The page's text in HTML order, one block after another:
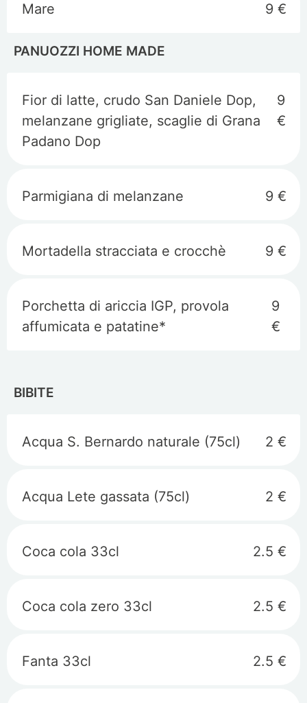
Mare 9 €
PANUOZZI HOME MADE
Fior di latte, crudo San Daniele Dop,
melanzane grigliate, scaglie di Grana
Padano Dop
9
€
Parmigiana di melanzane 9 €
Mortadella stracciata e crocchè 9 €
Porchetta di ariccia IGP, provola
affumicata e patatine*
9
€
BIBITE
Acqua S. Bernardo naturale (75cl) 2 €
Acqua Lete gassata (75cl) 2 €
Coca cola 33cl 2.5 €
Coca cola zero 33cl 2.5 €
Fanta 33cl 2.5 €